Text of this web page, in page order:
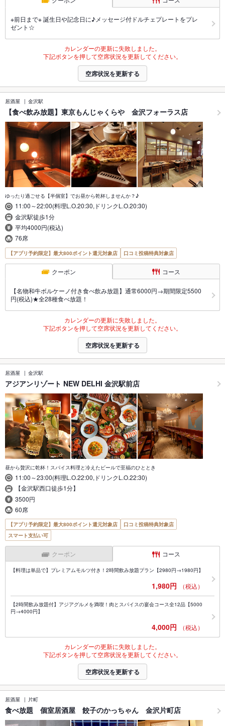
※前日まで※ 誕生日や記念日に♪メッセージ付ドルチェプレートをプレ
ゼント☆
カレンダーの更新に失敗しました。
下記ボタンを押して空席状況を更新してください。
空席状況を更新する
居酒屋 金沢駅
【食べ飲み放題】東京もんじゃくらや 金沢フォーラス店
ゆったり過ごせる【半個室】でお昼から乾杯しませんか？♪
11:00～22:00(料理L.O.20:30,ドリンクL.O.20:30)
金沢駅徒歩1分
平均4000円(税込)
76席
【アプリ予約限定】最大800ポイント還元対象店 口コミ投稿特典対象店
クーポン コース
【名物和牛ボルケーノ付き食べ飲み放題】通常6000円→期間限定5500
円(税込)★全28種食べ放題！
カレンダーの更新に失敗しました。
下記ボタンを押して空席状況を更新してください。
空席状況を更新する
居酒屋 金沢駅
アジアンリゾート NEW DELHI 金沢駅前店
昼から贅沢に乾杯！スパイス料理と冷えたビールで至福のひととき
11:00～23:00(料理L.O.22:00,ドリンクL.O.22:30)
【金沢駅西口徒歩1分】
3500円
60席
【アプリ予約限定】最大800ポイント還元対象店
口コミ投稿特典対象店
スマート支払い可
クーポン コース
【料理は単品で】プレミアムモルツ付き！2時間飲み放題プラン【2980円→1980円】
1,980円 （税込）
【2時間飲み放題付】アジアグルメを満喫！肉とスパイスの宴会コース全12品【5000
円→4000円】
4,000円 （税込）
カレンダーの更新に失敗しました。
下記ボタンを押して空席状況を更新してください。
空席状況を更新する
居酒屋 片町
食べ放題 個室居酒屋 餃子のかっちゃん 金沢片町店